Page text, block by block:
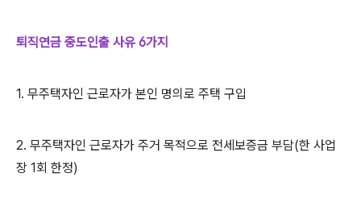
퇴직연금 중도인출 사유 6가지
1. 무주택자인 근로자가 본인 명의로 주택 구입
2. 무주택자인 근로자가 주거 목적으로 전세보증금 부담(한 사업
장 1회 한정)